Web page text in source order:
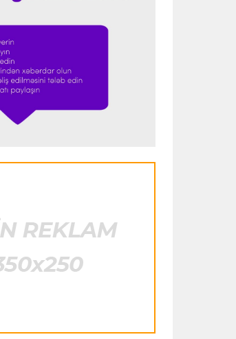
sui-
- FIFPRO-dan İnfantinoya
pilota çevrilib"
ən yaxşı